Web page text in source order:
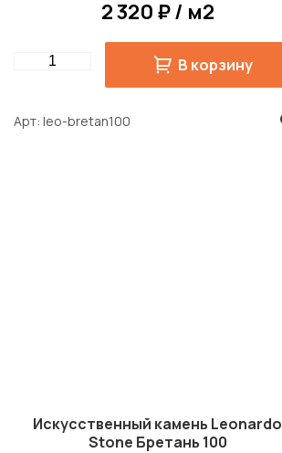
2 320 ₽ / м2
Quantity В корзину
Арт leo-bretan100
Искусственный камень Leonardo
Stone Бретань 100